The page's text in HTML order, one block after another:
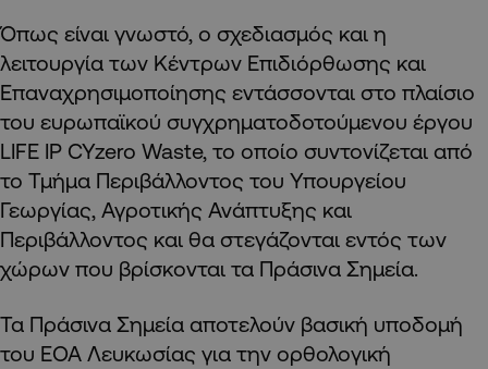
Όπως είναι γνωστό, ο σχεδιασμός και η
λειτουργία των Κέντρων Επιδιόρθωσης και
Επαναχρησιμοποίησης εντάσσονται στο πλαίσιο
του ευρωπαϊκού συγχρηματοδοτούμενου έργου
LIFE IP CYzero Waste, το οποίο συντονίζεται από
το Τμήμα Περιβάλλοντος του Υπουργείου
Γεωργίας, Αγροτικής Ανάπτυξης και
Περιβάλλοντος και θα στεγάζονται εντός των
χώρων που βρίσκονται τα Πράσινα Σημεία.
Τα Πράσινα Σημεία αποτελούν βασική υποδομή
του ΕΟΑ Λευκωσίας για την ορθολογική